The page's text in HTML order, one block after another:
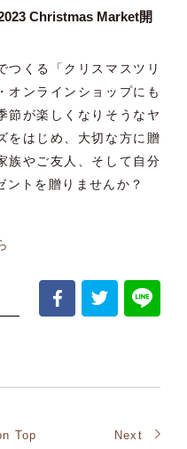
Christmas Market開
つくる「クリスマスツリ
オンラインショップにも
節が楽しくなりそうなヤ
をはじめ、大切な方に贈
族やご友人、そして自分
ントを贈りませんか？
Top Next